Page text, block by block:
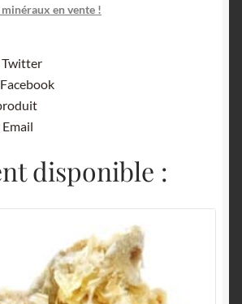
minéraux en vente !
Twitter
disponible :